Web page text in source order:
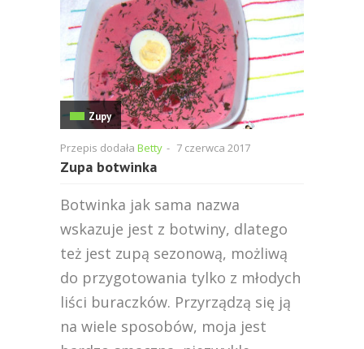
Zupy
Przepis dodała Betty - 7 czerwca 2017
Zupa botwinka
Botwinka jak sama nazwa
wskazuje jest z botwiny, dlatego
też jest zupą sezonową, możliwą
do przygotowania tylko z młodych
liści buraczków. Przyrządzą się ją
na wiele sposobów, moja jest